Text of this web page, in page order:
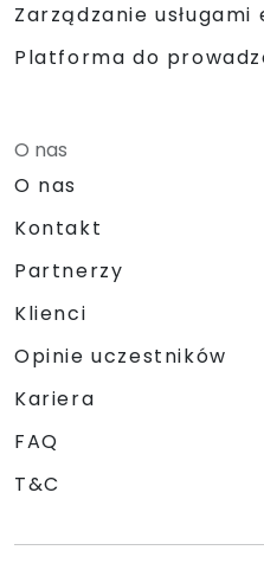
Zarządzanie
Platforma do
O nas
O nas
Kontakt
Partnerzy
Klienci
Opinie uczestników
Kariera
FAQ
T&C